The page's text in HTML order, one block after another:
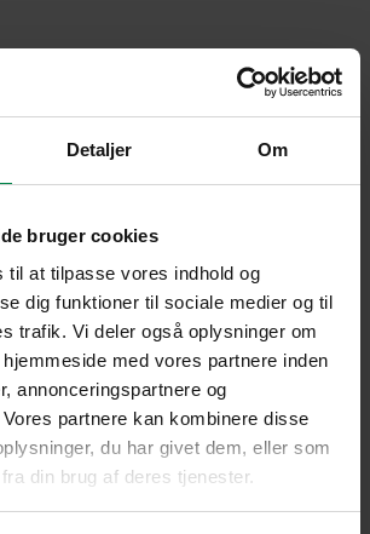
Detaljer Om
bruger cookies
til at tilpasse vores indhold og
dig funktioner til sociale medier og til
trafik. Vi deler også oplysninger om
med vores partnere inden
annonceringspartnere og
partnere kan kombinere disse
du har givet dem, eller som
din brug af deres tjenester.